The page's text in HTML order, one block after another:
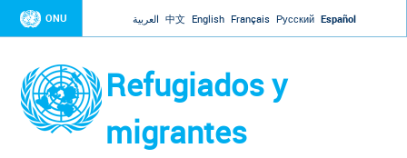
Jump to navigation
ONU العربية 中文 English Français Русский Español
Refugiados y
migrantes